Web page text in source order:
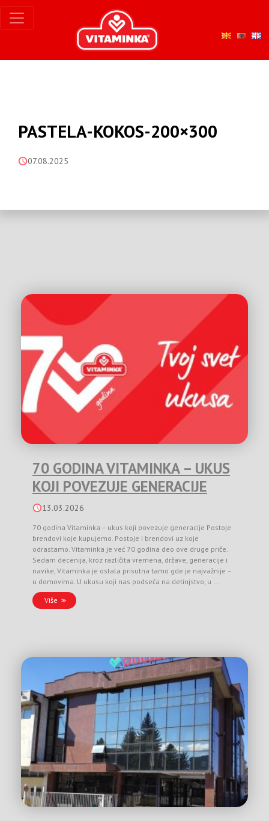
PASTELA-KOKOS-200×300
07.08.2025
70 GODINA VITAMINKA – UKUS
KOJI POVEZUJE GENERACIJE
13.03.2026
70 godina Vitaminka – ukus koji povezuje generacije Postoje
brendovi koje kupujemo. Postoje i brendovi uz koje
odrastamo. Vitaminka je već 70 godina deo ove druge priče.
Sedam decenija, kroz različita vremena, države, generacije i
navike, Vitaminka je ostala prisutna tamo gde je najvažnije –
u domovima. U ukusu koji nas podseća na detinjstvo, u …
Više